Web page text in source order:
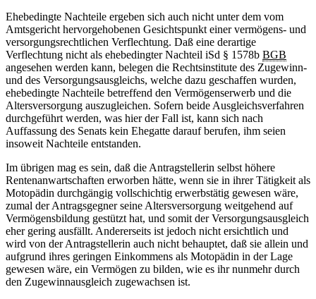
Ehebedingte Nachteile ergeben sich auch nicht unter dem vom
Amtsgericht hervorgehobenen Gesichtspunkt einer vermögens- und
versorgungsrechtlichen Verflechtung. Daß eine derartige
Verflechtung nicht als ehebedingter Nachteil iSd § 1578b BGB
angesehen werden kann, belegen die Rechtsinstitute des Zugewinn-
und des Versorgungsausgleichs, welche dazu geschaffen wurden,
ehebedingte Nachteile betreffend den Vermögenserwerb und die
Altersversorgung auszugleichen. Sofern beide Ausgleichsverfahren
durchgeführt werden, was hier der Fall ist, kann sich nach
Auffassung des Senats kein Ehegatte darauf berufen, ihm seien
insoweit Nachteile entstanden.
Im übrigen mag es sein, daß die Antragstellerin selbst höhere
Rentenanwartschaften erworben hätte, wenn sie in ihrer Tätigkeit als
Motopädin durchgängig vollschichtig erwerbstätig gewesen wäre,
zumal der Antragsgegner seine Altersversorgung weitgehend auf
Vermögensbildung gestützt hat, und somit der Versorgungsausgleich
eher gering ausfällt. Andererseits ist jedoch nicht ersichtlich und
wird von der Antragstellerin auch nicht behauptet, daß sie allein und
aufgrund ihres geringen Einkommens als Motopädin in der Lage
gewesen wäre, ein Vermögen zu bilden, wie es ihr nunmehr durch
den Zugewinnausgleich zugewachsen ist.